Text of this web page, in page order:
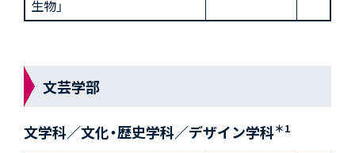
生物」
文芸学部
文学科／文化・歴史学科／デザイン学科＊1